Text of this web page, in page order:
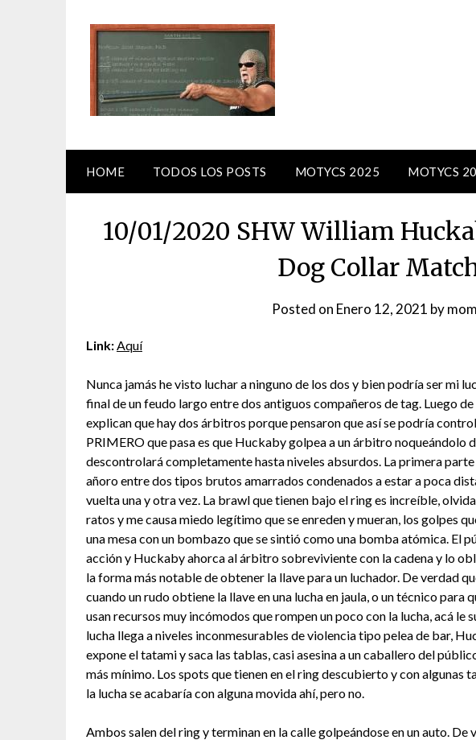
HOME TODOS LOS POSTS MOTYCS 2025 MOTYCS
10/01/2020 SHW William
Dog Collar
Posted on Enero 12, 2021 by
Link:Aquí
Nunca jamás he visto luchar a ninguno de los dos y bien podría ser mi
final de un feudo largo entre dos antiguos compañeros de tag. Luego
explican que hay dos árbitros porque pensaron que así se podría
PRIMERO que pasa es que Huckaby golpea a un árbitro noqueándolo
descontrolará completamente hasta niveles absurdos. La primera
añoro entre dos tipos brutos amarrados condenados a estar a poca
vuelta una y otra vez. La brawl que tienen bajo el ring es increíble,
ratos y me causa miedo legítimo que se enreden y mueran, los golpes
una mesa con un bombazo que se sintió como una bomba atómica. El
acción y Huckaby ahorca al árbitro sobreviviente con la cadena y lo
la forma más notable de obtener la llave para un luchador. De verdad
cuando un rudo obtiene la llave en una lucha en jaula, o un técnico para
usan recursos muy incómodos que rompen un poco con la lucha, acá le
lucha llega a niveles inconmesurables de violencia tipo pelea de bar,
expone el tatami y saca las tablas, casi asesina a un caballero del
más mínimo. Los spots que tienen en el ring descubierto y con algunas
la lucha se acabaría con alguna movida ahí, pero no.
Ambos salen del ring y terminan en la calle golpeándose en un auto.